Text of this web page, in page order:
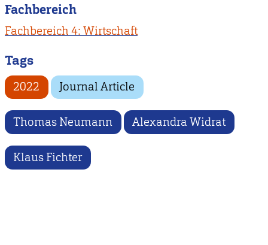
Fachbereich
Fachbereich 4: Wirtschaft
Tags
2022 Journal Article
Thomas Neumann Alexandra Widrat
Klaus Fichter